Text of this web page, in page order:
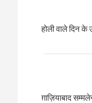
होली वाले दिन के
ग़ाज़ियाबाद